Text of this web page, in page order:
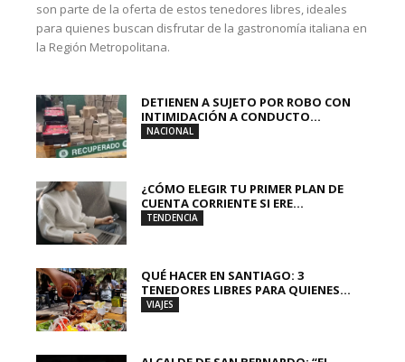
son parte de la oferta de estos tenedores libres, ideales
para quienes buscan disfrutar de la gastronomía italiana en
la Región Metropolitana.
DETIENEN A SUJETO POR ROBO CON
INTIMIDACIÓN A CONDUCTO...
NACIONAL
¿CÓMO ELEGIR TU PRIMER PLAN DE
CUENTA CORRIENTE SI ERE...
TENDENCIA
QUÉ HACER EN SANTIAGO: 3
TENEDORES LIBRES PARA QUIENES...
VIAJES